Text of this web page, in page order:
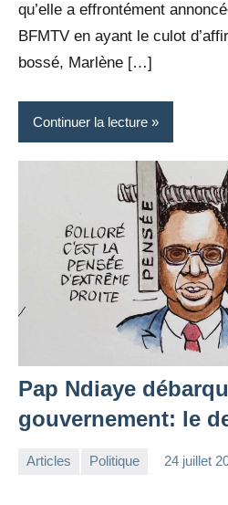
qu’elle a effrontément
BFMTV en ayant le culot
bossé, Marlène […]
Continuer la lecture
Pap Ndiaye
gouvernement: le
Articles Politique 24 juillet